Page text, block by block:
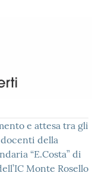
e attesa tra gli
della
“E.Costa” di
Monte Rosello